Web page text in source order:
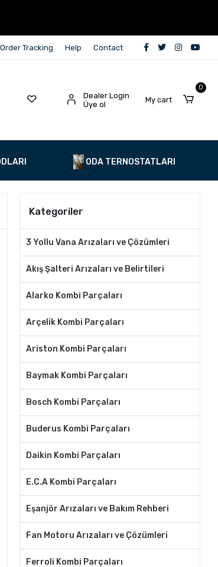
Order Tracking Help Contact
Dealer Login
Üye ol
My cart
0
ODA TERNOSTATLARI
Kategoriler
3 Yollu Vana Arızaları ve Çözümleri
Akış Şalteri Arızaları ve Belirtileri
Alarko Kombi Parçaları
Arçelik Kombi Parçaları
Ariston Kombi Parçaları
Baymak Kombi Parçaları
Bosch Kombi Parçaları
Buderus Kombi Parçaları
Daikin Kombi Parçaları
E.C.A Kombi Parçaları
Eşanjör Arızaları ve Bakım Rehberi
Fan Motoru Arızaları ve Çözümleri
Ferroli Kombi Parçaları